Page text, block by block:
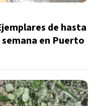
de hasta
en Puerto